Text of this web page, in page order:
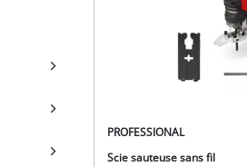
PROFESSIONAL
Scie sauteuse sans fil